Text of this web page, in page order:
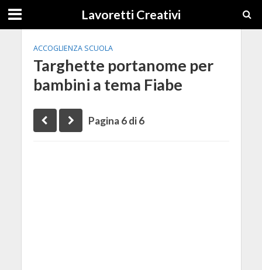
Lavoretti Creativi
ACCOGLIENZA SCUOLA
Targhette portanome per
bambini a tema Fiabe
Pagina 6 di 6